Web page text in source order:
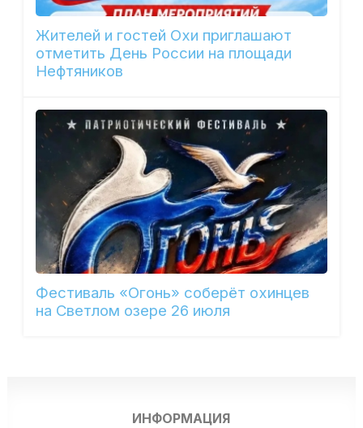
Жителей и гостей Охи приглашают
отметить День России на площади
Нефтяников
Фестиваль «Огонь» соберёт охинцев
на Светлом озере 26 июля
ИНФОРМАЦИЯ